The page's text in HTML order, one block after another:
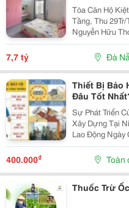
Tòa Căn Hộ
Tầng, Thu
Nguyễn Hữu
81M2, Ngang
Hộ Có Gác,
7,7 tỷ Đà
Thiết Bị Bảo
Đâu Tốt
Sự Phát Triển
Xây Dựng Tại
Lao Động Ngày
Thiết Bị Bảo
Bảo Vệ Người
400.000₫ Toàn
Thuốc Trừ